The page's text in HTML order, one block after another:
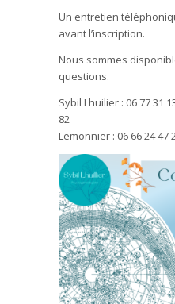
Un entretien
avant l’inscription.
Nous sommes
questions.
Sybil Lhuilier : 06 77 31
82
Lemonnier : 06 66 24 47